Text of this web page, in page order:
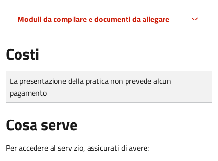
Moduli da compilare e documenti da allegare
Costi
Tipo di pagamento
Importo
La presentazione della pratica non prevede alcun
pagamento
Cosa serve
Per accedere al servizio, assicurati di avere: